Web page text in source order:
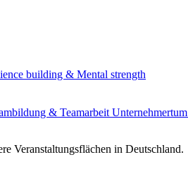
building & Mental strength
& Teamarbeit Unternehmertum
Veranstaltungsflächen in Deutschland.